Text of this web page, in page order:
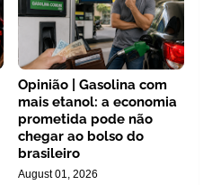
Opinião | Gasolina com
mais etanol: a economia
prometida pode não
chegar ao bolso do
brasileiro
August 01, 2026